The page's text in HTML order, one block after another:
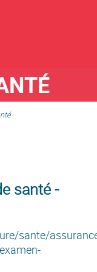
santé -
sante/